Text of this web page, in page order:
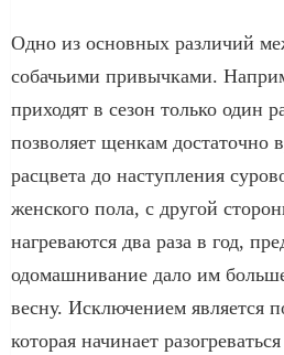
Одно из основных различий
собачьими привычками.
приходят в сезон только один
позволяет щенкам достаточно
расцвета до наступления
женского пола, с другой
нагреваются два раза в год,
одомашнивание дало им
весну. Исключением является
которая начинает